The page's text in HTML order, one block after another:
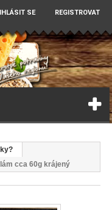
SE REGISTROVAT
cca 60g krájený